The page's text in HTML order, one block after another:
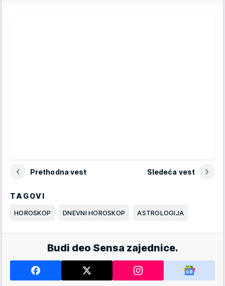
Prethodna vest Sledeća vest
TAGOVI
HOROSKOP DNEVNI HOROSKOP ASTROLOGIJA
Budi deo Sensa zajednice.